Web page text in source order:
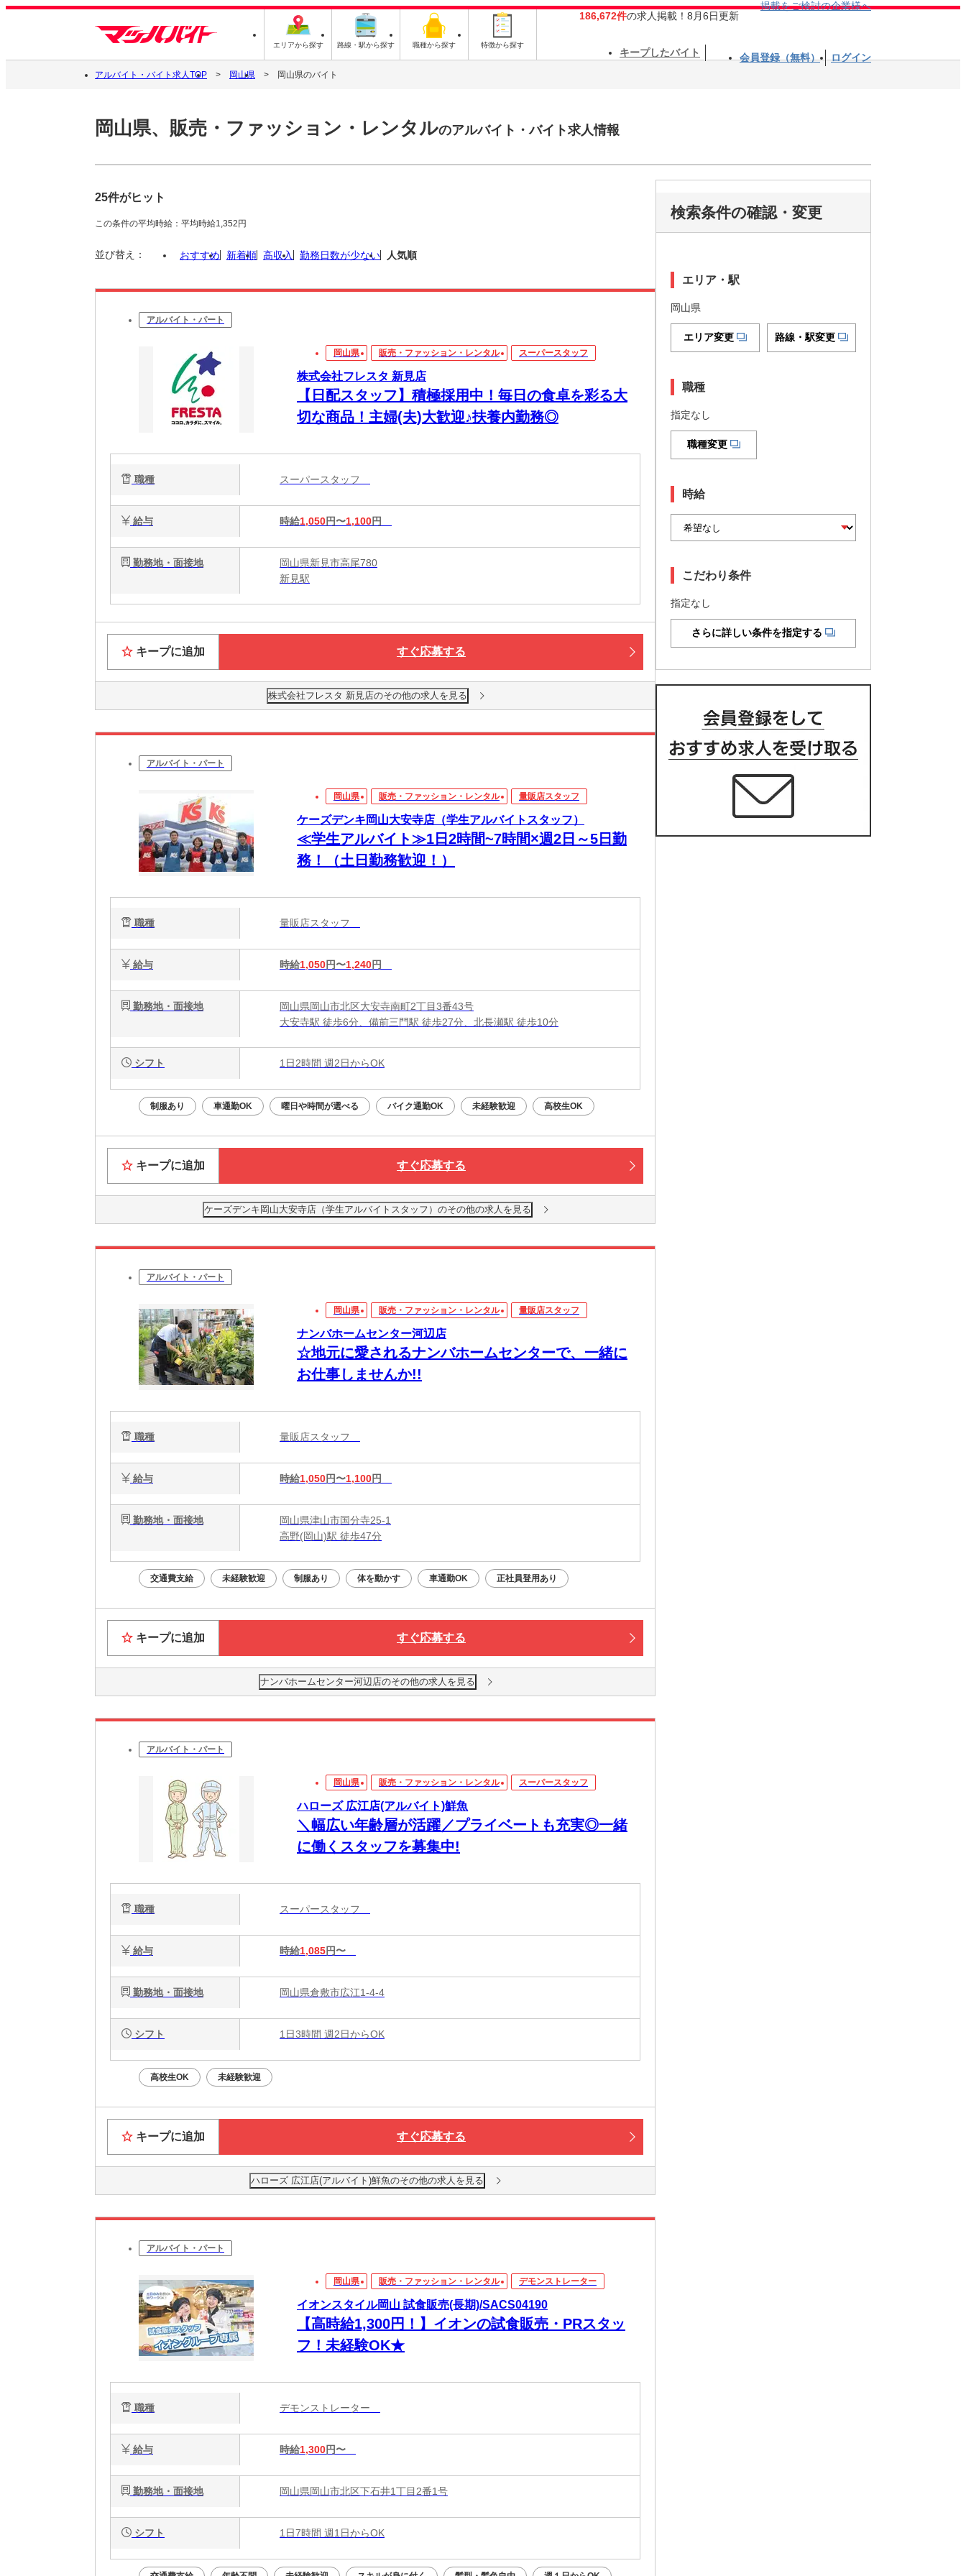
エリアから探す 路線・駅から探す 職種から探す 特徴から探す
186,672件の求人掲載！8月6日更新
掲載をご検討の企業様へ
キープしたバイト 会員登録（無料） ログイン
アルバイト・バイト求人TOP 岡山県 岡山県のバイト
岡山県、販売・ファッション・レンタルのアルバイト・バイト求人情報
25件がヒット
この条件の平均時給：平均時給1,352円
並び替え： おすすめ 新着順 高収入 勤務日数が少ない 人気順
アルバイト・パート
岡山県 販売・ファッション・レンタル スーパースタッフ
株式会社フレスタ 新見店
【日配スタッフ】積極採用中！毎日の食卓を彩る大
切な商品！主婦(夫)大歓迎♪扶養内勤務◎
職種 スーパースタッフ
給与 時給1,050円〜1,100円
勤務地・面接地
岡山県新見市高尾780
新見駅
キープに追加 すぐ応募する
株式会社フレスタ 新見店のその他の求人を見る
アルバイト・パート
岡山県 販売・ファッション・レンタル 量販店スタッフ
ケーズデンキ岡山大安寺店（学生アルバイトスタッフ）
≪学生アルバイト≫1日2時間~7時間×週2日～5日勤
務！（土日勤務歓迎！）
職種 量販店スタッフ
給与 時給1,050円〜1,240円
勤務地・面接地
岡山県岡山市北区大安寺南町2丁目3番43号
大安寺駅 徒歩6分、備前三門駅 徒歩27分、北長瀬駅 徒歩10分
シフト 1日2時間 週2日からOK
制服あり 車通勤OK 曜日や時間が選べる バイク通勤OK 未経験歓迎 高校生OK
キープに追加 すぐ応募する
ケーズデンキ岡山大安寺店（学生アルバイトスタッフ）のその他の求人を見る
アルバイト・パート
岡山県 販売・ファッション・レンタル 量販店スタッフ
ナンバホームセンター河辺店
☆地元に愛されるナンバホームセンターで、一緒に
お仕事しませんか!!
職種 量販店スタッフ
給与 時給1,050円〜1,100円
勤務地・面接地
岡山県津山市国分寺25-1
高野(岡山)駅 徒歩47分
交通費支給 未経験歓迎 制服あり 体を動かす 車通勤OK 正社員登用あり
キープに追加 すぐ応募する
ナンバホームセンター河辺店のその他の求人を見る
アルバイト・パート
岡山県 販売・ファッション・レンタル スーパースタッフ
ハローズ 広江店(アルバイト)鮮魚
＼幅広い年齢層が活躍／プライベートも充実◎一緒
に働くスタッフを募集中!
職種 スーパースタッフ
給与 時給1,085円〜
勤務地・面接地 岡山県倉敷市広江1-4-4
シフト 1日3時間 週2日からOK
高校生OK 未経験歓迎
キープに追加 すぐ応募する
ハローズ 広江店(アルバイト)鮮魚のその他の求人を見る
アルバイト・パート
岡山県 販売・ファッション・レンタル デモンストレーター
イオンスタイル岡山 試食販売(長期)/SACS04190
【高時給1,300円！】イオンの試食販売・PRスタッ
フ！未経験OK★
職種 デモンストレーター
給与 時給1,300円〜
勤務地・面接地 岡山県岡山市北区下石井1丁目2番1号
シフト 1日7時間 週1日からOK
検索条件の確認・変更
エリア・駅
岡山県
エリア変更 路線・駅変更
職種
指定なし
職種変更
時給
こだわり条件
指定なし
さらに詳しい条件を指定する